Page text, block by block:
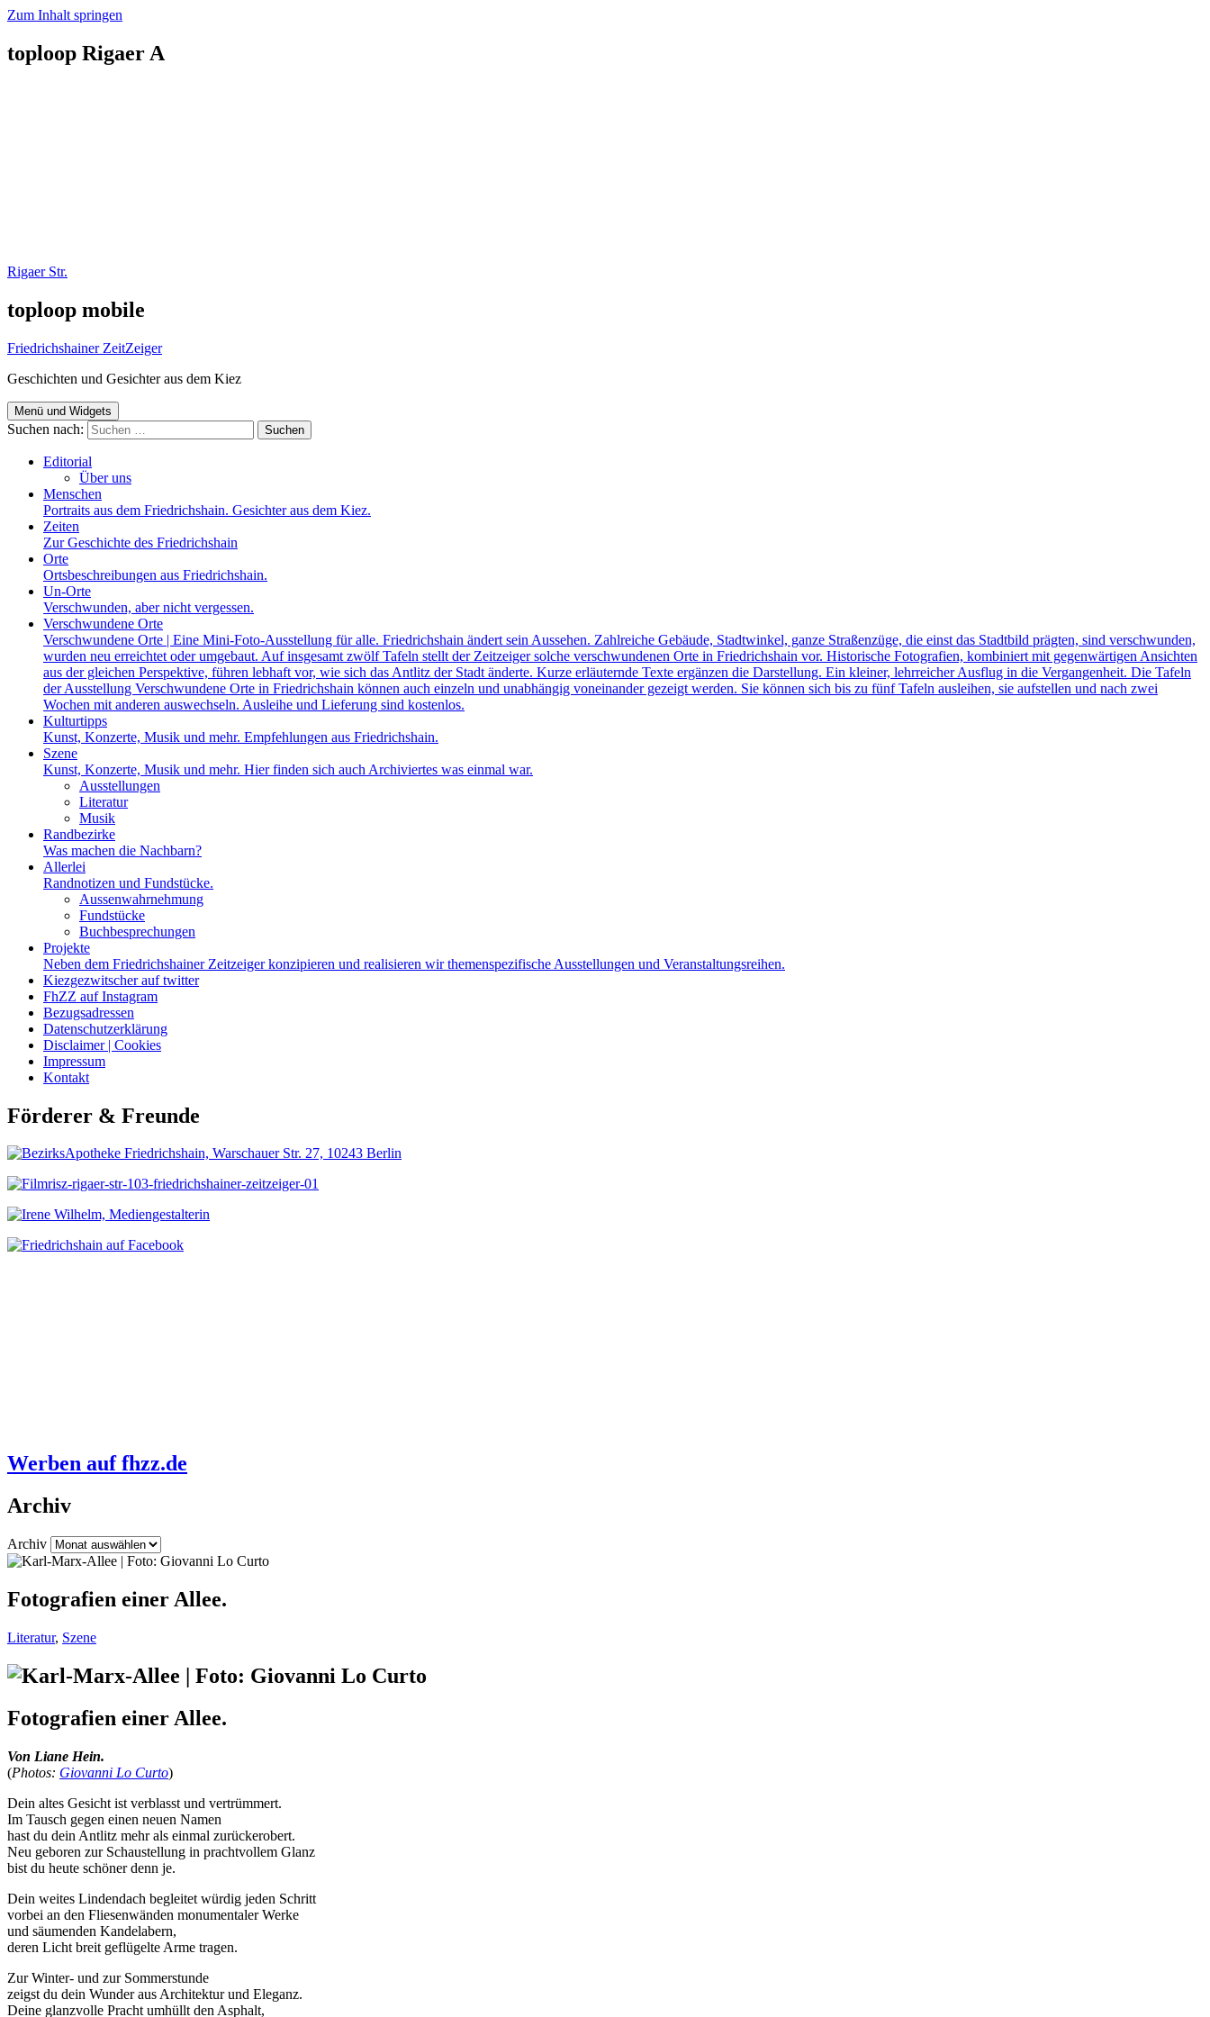
Zum Inhalt springen
toploop Rigaer A
Rigaer Str.
toploop mobile
Friedrichshainer ZeitZeiger
Geschichten und Gesichter aus dem Kiez
Menü und Widgets
Suchen nach:
Editorial
Über uns
Menschen
Portraits aus dem Friedrichshain. Gesichter aus dem Kiez.
Zeiten
Zur Geschichte des Friedrichshain
Orte
Ortsbeschreibungen aus Friedrichshain.
Un-Orte
Verschwunden, aber nicht vergessen.
Verschwundene Orte
Verschwundene Orte | Eine Mini-Foto-Ausstellung für alle. Friedrichshain ändert sein Aussehen. Zahlreiche Gebäude, Stadtwinkel, ganze Straßenzüge, die einst das Stadtbild prägten, sind verschwunden,
wurden neu erreichtet oder umgebaut. Auf insgesamt zwölf Tafeln stellt der Zeitzeiger solche verschwundenen Orte in Friedrichshain vor. Historische Fotografien, kombiniert mit gegenwärtigen Ansichten
aus der gleichen Perspektive, führen lebhaft vor, wie sich das Antlitz der Stadt änderte. Kurze erläuternde Texte ergänzen die Darstellung. Ein kleiner, lehrreicher Ausflug in die Vergangenheit. Die Tafeln
der Ausstellung Verschwundene Orte in Friedrichshain können auch einzeln und unabhängig voneinander gezeigt werden. Sie können sich bis zu fünf Tafeln ausleihen, sie aufstellen und nach zwei
Wochen mit anderen auswechseln. Ausleihe und Lieferung sind kostenlos.
Kulturtipps
Kunst, Konzerte, Musik und mehr. Empfehlungen aus Friedrichshain.
Szene
Kunst, Konzerte, Musik und mehr. Hier finden sich auch Archiviertes was einmal war.
Ausstellungen
Literatur
Musik
Randbezirke
Was machen die Nachbarn?
Allerlei
Randnotizen und Fundstücke.
Aussenwahrnehmung
Fundstücke
Buchbesprechungen
Projekte
Neben dem Friedrichshainer Zeitzeiger konzipieren und realisieren wir themenspezifische Ausstellungen und Veranstaltungsreihen.
Kiezgezwitscher auf twitter
FhZZ auf Instagram
Bezugsadressen
Datenschutzerklärung
Disclaimer | Cookies
Impressum
Kontakt
Förderer & Freunde
Werben auf fhzz.de
Archiv
Archiv
Fotografien einer Allee.
Literatur, Szene
Fotografien einer Allee.
Von Liane Hein.
(Photos: Giovanni Lo Curto)
Dein altes Gesicht ist verblasst und vertrümmert.
Im Tausch gegen einen neuen Namen
hast du dein Antlitz mehr als einmal zurückerobert.
Neu geboren zur Schaustellung in prachtvollem Glanz
bist du heute schöner denn je.
Dein weites Lindendach begleitet würdig jeden Schritt
vorbei an den Fliesenwänden monumentaler Werke
und säumenden Kandelabern,
deren Licht breit geflügelte Arme tragen.
Zur Winter- und zur Sommerstunde
zeigst du dein Wunder aus Architektur und Eleganz.
Deine glanzvolle Pracht umhüllt den Asphalt,